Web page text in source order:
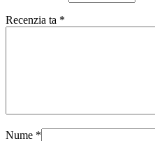
Recenzia ta *
Nume *